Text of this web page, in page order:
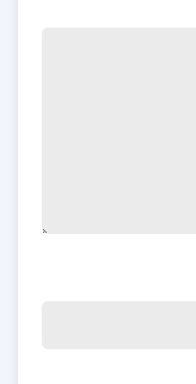
جوامع مختلف
وله با